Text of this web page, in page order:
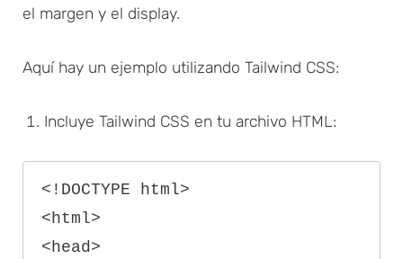
el margen y el display.
Aquí hay un ejemplo utilizando Tailwind CSS:
Incluye Tailwind CSS en tu archivo HTML:
<!DOCTYPE html>
<html>
<head>